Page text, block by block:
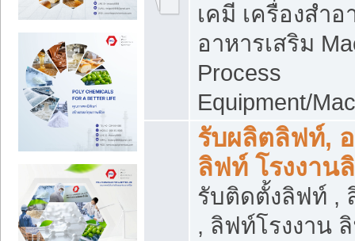
เคมี เครื่องสำ
อาหารเสริม
Process
Equipment/
รับผลิตลิฟท์,
ลิฟท์ โรงงาน
รับติดตั้งลิฟท์ ,
, ลิฟท์โรงงาน